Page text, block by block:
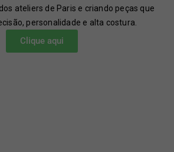
ateliers de Paris e criando peças que
personalidade e alta costura.
Clique aqui